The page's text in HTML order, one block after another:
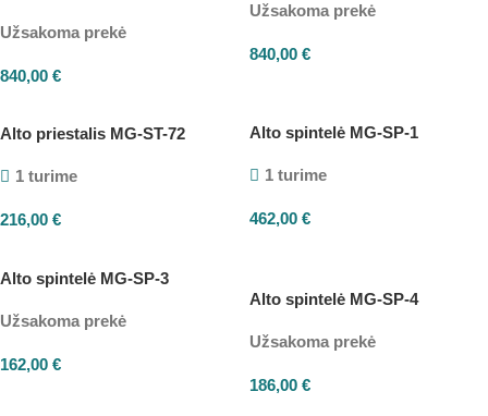
Užsakoma prekė
840,00 €
Užsakoma prekė
840,00 €
Alto priestalis MG-ST-72
1 turime
216,00 €
Alto spintelė MG-SP-1
1 turime
462,00 €
Alto spintelė MG-SP-3
Užsakoma prekė
162,00 €
Alto spintelė MG-SP-4
Užsakoma prekė
186,00 €